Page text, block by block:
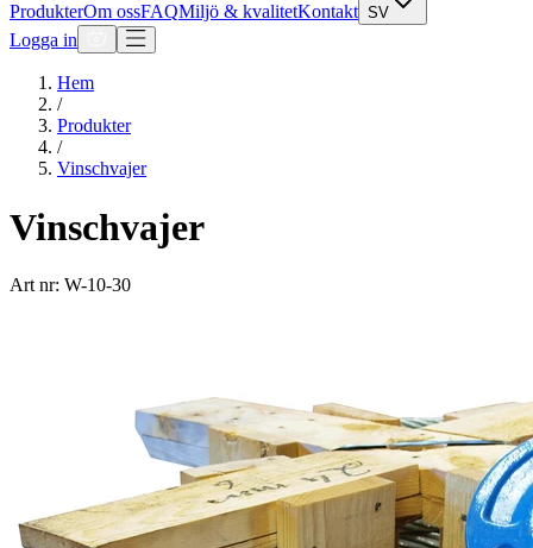
ProdukterOm ossFAQMiljö & kvalitetKontakt SV
Logga in
Hem
/
Produkter
/
Vinschvajer
Vinschvajer
Art nr: W-10-30